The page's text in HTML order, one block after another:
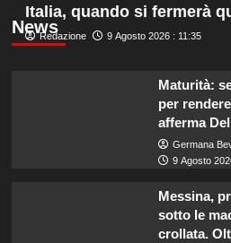
News
Italia, quando si fermerà
Redazione 9 Agosto 2026 : 11:35
Maturità:
per
afferma
Germana
9 Agosto
Messina,
sotto le
crollata.